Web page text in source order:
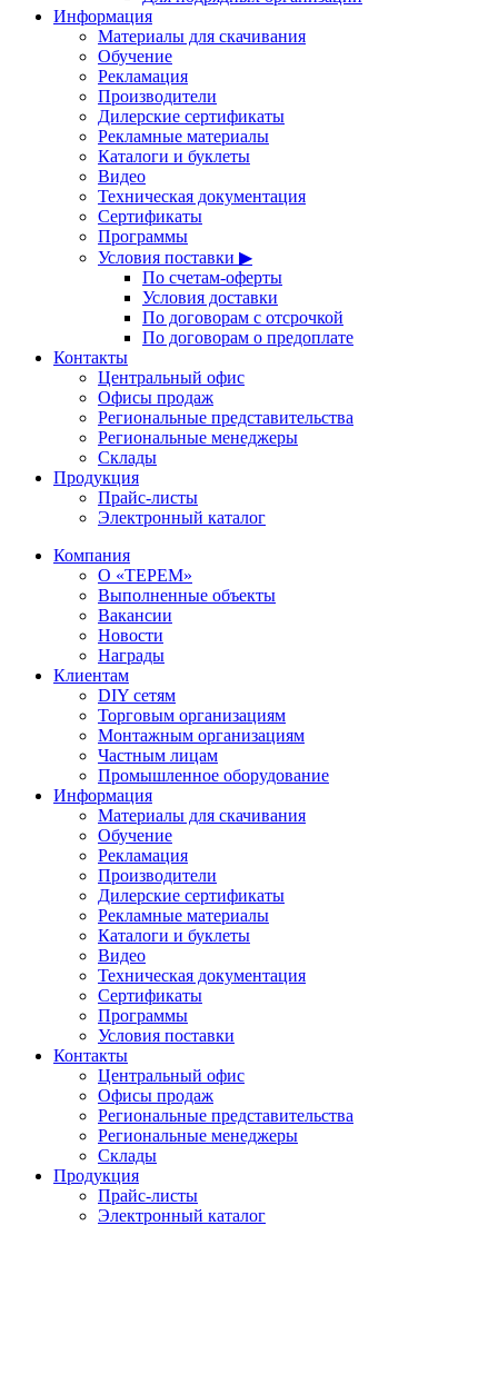
Информация
Материалы для скачивания
Обучение
Рекламация
Производители
Дилерские сертификаты
Рекламные материалы
Каталоги и буклеты
Видео
Техническая документация
Сертификаты
Программы
Условия поставки ▶
По счетам-оферты
Условия доставки
По договорам с отсрочкой
По договорам о предоплате
Контакты
Центральный офис
Офисы продаж
Региональные представительства
Региональные менеджеры
Склады
Продукция
Прайс-листы
Электронный каталог
Компания
О «ТЕРЕМ»
Выполненные объекты
Вакансии
Новости
Награды
Клиентам
DIY сетям
Торговым организациям
Монтажным организациям
Частным лицам
Промышленное оборудование
Информация
Материалы для скачивания
Обучение
Рекламация
Производители
Дилерские сертификаты
Рекламные материалы
Каталоги и буклеты
Видео
Техническая документация
Сертификаты
Программы
Условия поставки
Контакты
Центральный офис
Офисы продаж
Региональные представительства
Региональные менеджеры
Склады
Продукция
Прайс-листы
Электронный каталог